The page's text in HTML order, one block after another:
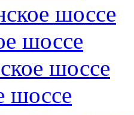
шоссе
шоссе
шоссе
шоссе